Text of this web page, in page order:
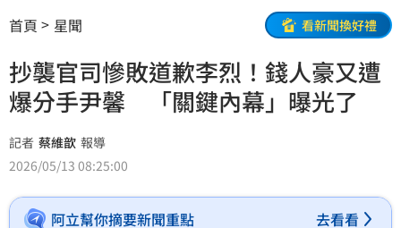
首頁 星聞 看新聞換好禮
抄襲官司慘敗道歉李烈！錢人豪又遭
爆分手尹馨 「關鍵內幕」曝光了
記者 蔡維歆 報導
2026/05/13 08:25:00
阿立幫你摘要新聞重點 去看看